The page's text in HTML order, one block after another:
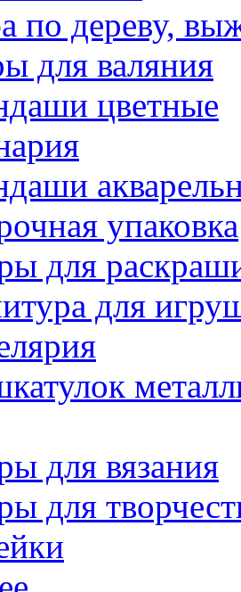
по дереву,
для валяния
цветные
упаковка
для
для
для вязания
для